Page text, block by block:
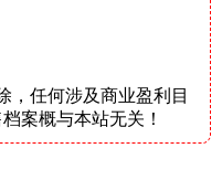
，任何涉及商业盈利目
案概与本站无关！